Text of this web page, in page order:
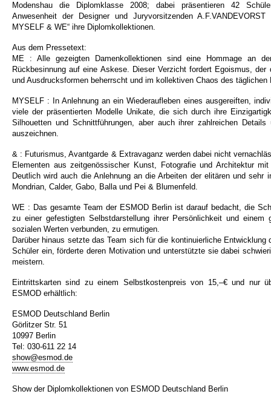
Modenshau die Diplomklasse 2008; dabei präsentieren 42
Anwesenheit der Designer und Juryvorsitzenden
MYSELF & WE“ ihre Diplomkollektionen.
Aus dem Pressetext:
ME : Alle gezeigten Damenkollektionen sind eine Hommage an
Rückbesinnung auf eine Askese. Dieser Verzicht fordert Egoismus, der
und Ausdrucksformen beherrscht und im kollektiven Chaos des täglichen
MYSELF : In Anlehnung an ein Wiederaufleben eines ausgereiften,
viele der präsentierten Modelle Unikate, die sich durch ihre
Silhouetten und Schnittführungen, aber auch ihrer zahlreichen Details
auszeichnen.
& : Futurismus, Avantgarde & Extravaganz werden dabei nicht
Elementen aus zeitgenössischer Kunst, Fotografie und Architektur
Deutlich wird auch die Anlehnung an die Arbeiten der elitären und sehr
Mondrian, Calder, Gabo, Balla und Pei & Blumenfeld.
WE : Das gesamte Team der ESMOD Berlin ist darauf bedacht, die
zu einer gefestigten Selbstdarstellung ihrer Persönlichkeit und einem
sozialen Werten verbunden, zu ermutigen.
Darüber hinaus setzte das Team sich für die kontinuierliche Entwicklung
Schüler ein, förderte deren Motivation und unterstützte sie dabei
meistern.
Eintrittskarten sind zu einem Selbstkostenpreis von 15,–€ und nur
ESMOD erhältlich:
ESMOD Deutschland Berlin
Görlitzer Str. 51
10997 Berlin
Tel: 030-611 22 14
show@esmod.de
www.esmod.de
Show der Diplomkollektionen von ESMOD Deutschland Berlin